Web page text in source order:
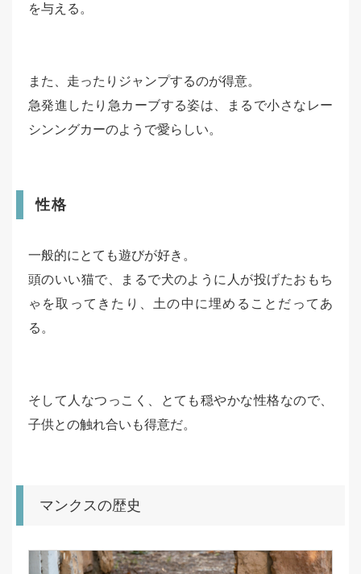
を与える。
また、走ったりジャンプするのが得意。
急発進したり急カーブする姿は、まるで小さなレー
シンングカーのようで愛らしい。
性格
一般的にとても遊びが好き。
頭のいい猫で、まるで犬のように人が投げたおもち
ゃを取ってきたり、土の中に埋めることだってあ
る。
そして人なつっこく、とても穏やかな性格なので、
子供との触れ合いも得意だ。
マンクスの歴史